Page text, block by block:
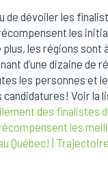
de dévoiler les
les
les régions sont
d’une dizaine de
les personnes et
candidatures! Voir la
des finalistes
les
Québec! |